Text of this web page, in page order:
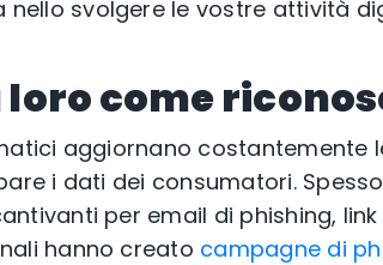
nello svolgere le vostre attività
loro come
aggiornano costantemente
i dati dei consumatori.
per email di phishing,
hanno creato campagne di